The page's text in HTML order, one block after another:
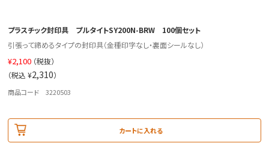
プラスチック封印具 プルタイトSY200N-BRW 100個セット
引張って締めるタイプの封印具（金種印字なし・裏面シールなし）
¥2,100 （税抜）
（税込 ¥2,310）
商品コード 3220503
カートに入れる